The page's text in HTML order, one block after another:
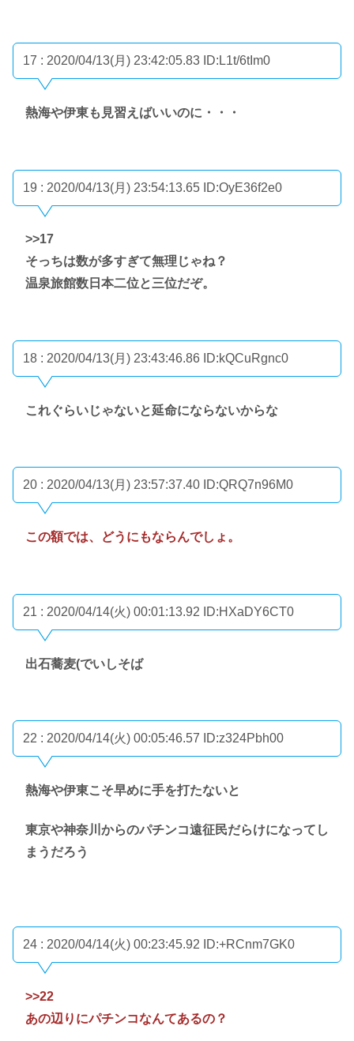
17 : 2020/04/13(月) 23:42:05.83 ID:L1t/6tIm0
熱海や伊東も見習えばいいのに・・・
19 : 2020/04/13(月) 23:54:13.65 ID:OyE36f2e0
>>17
そっちは数が多すぎて無理じゃね？
温泉旅館数日本二位と三位だぞ。
18 : 2020/04/13(月) 23:43:46.86 ID:kQCuRgnc0
これぐらいじゃないと延命にならないからな
20 : 2020/04/13(月) 23:57:37.40 ID:QRQ7n96M0
この額では、どうにもならんでしょ。
21 : 2020/04/14(火) 00:01:13.92 ID:HXaDY6CT0
出石蕎麦(でいしそば
22 : 2020/04/14(火) 00:05:46.57 ID:z324Pbh00
熱海や伊東こそ早めに手を打たないと
東京や神奈川からのパチンコ遠征民だらけになってし
まうだろう
24 : 2020/04/14(火) 00:23:45.92 ID:+RCnm7GK0
>>22
あの辺りにパチンコなんてあるの？